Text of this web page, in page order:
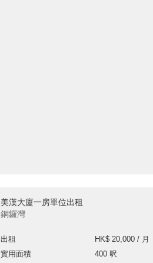
美漢大廈一房單位出租
銅鑼灣
出租
HK$ 20,000 / 月
實用面積
400 呎